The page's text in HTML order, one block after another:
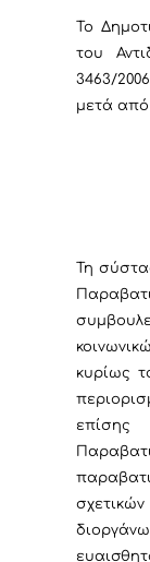
Το
του
3463/
μετά
Τη
κυρίως